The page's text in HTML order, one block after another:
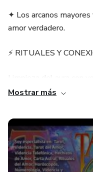
✦ Los arcanos
amor verdadero.
⚡ RITUALES Y
Limpieza del aura con
Activación de chakras
🌙 CANALIZACIÓN DE
Mostrar más